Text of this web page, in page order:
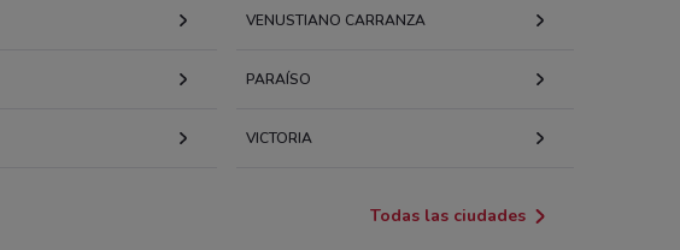
VENUSTIANO CARRANZA
PARAÍSO
VICTORIA
Todas las ciudades